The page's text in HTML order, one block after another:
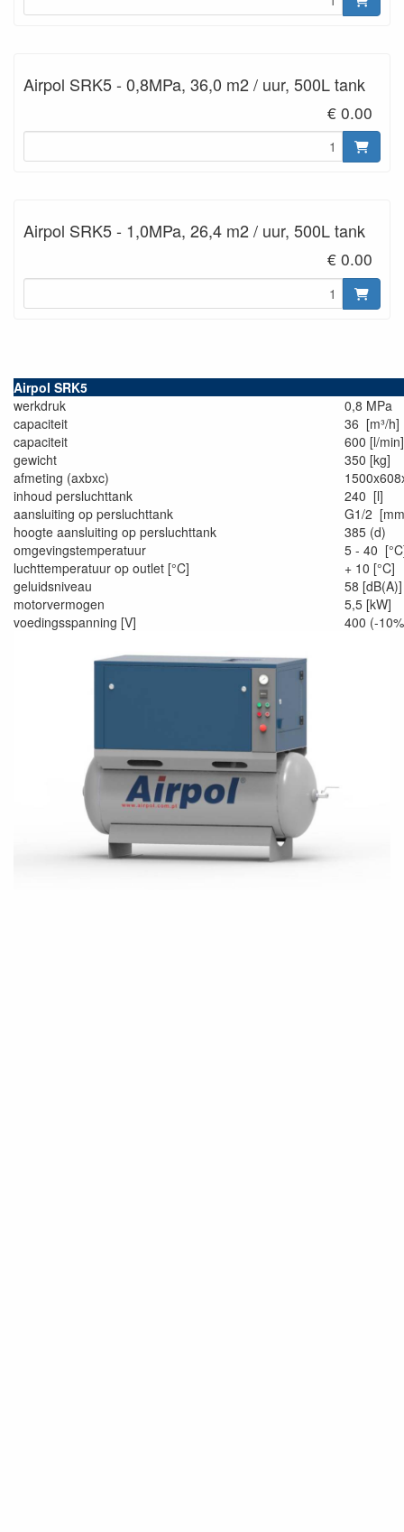
Airpol SRK5 - 0,8MPa, 36,0 m2 / uur, 500L tank
€ 0.00
Airpol SRK5 - 1,0MPa, 26,4 m2 / uur, 500L tank
€ 0.00
Airpol SRK5
werkdruk
0,8 MPa
capaciteit
36 [m³/h]
capaciteit
600 [l/min]
gewicht
350 [kg]
afmeting (axbxc)
inhoud persluchttank
240 [l]
aansluiting op persluchttank
G1/2
hoogte aansluiting op persluchttank
385 (d)
omgevingstemperatuur
5 - 40
luchttemperatuur op outlet [°C]
+ 10 [°C]
geluidsniveau
58 [dB(A)]
motorvermogen
5,5 [kW]
voedingsspanning [V]
400 (-